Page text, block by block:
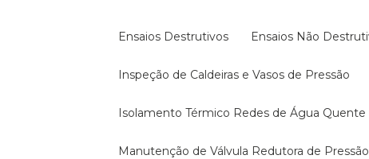
Ensaios Destrutivos Ensaios Não
Inspeção de Caldeiras e Vasos de Pressão
Isolamento Térmico Redes de Água Quente
Manutenção de Válvula Redutora de